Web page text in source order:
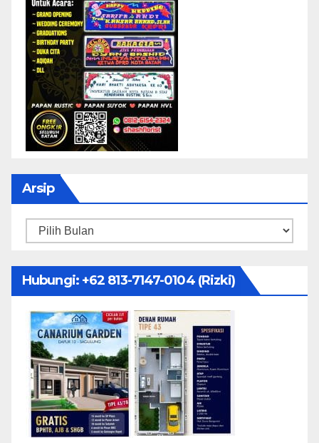
Arsip
Arsip
Hubungi: ‪+62 813-7147-0104‬ (Rizki)